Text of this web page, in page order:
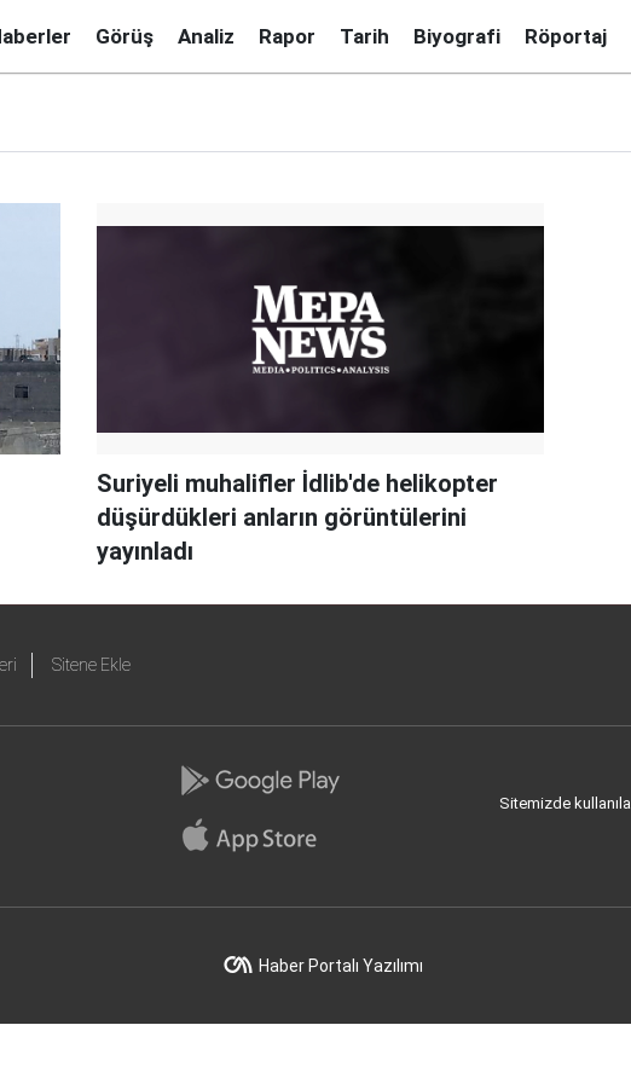
Görüş Analiz Rapor Tarih Biyografi Röportaj
Suriyeli muhalifler İdlib'de helikopter
düşürdükleri anların görüntülerini
yayınladı
Sitene Ekle
Sitemizde
Haber Portalı Yazılımı